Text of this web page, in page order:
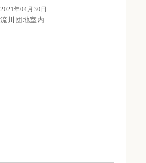
2021年04月30日
流川団地室内